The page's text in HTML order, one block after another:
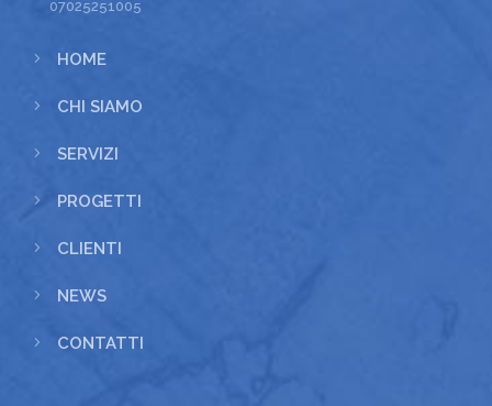
07025251005
5 HOME
5 CHI SIAMO
5 SERVIZI
5 PROGETTI
5 CLIENTI
5 NEWS
5 CONTATTI